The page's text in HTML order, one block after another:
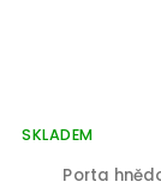
Porta
SKLADEM